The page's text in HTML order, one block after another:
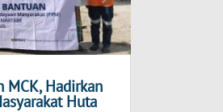
MCK, Hadirkan
Huta